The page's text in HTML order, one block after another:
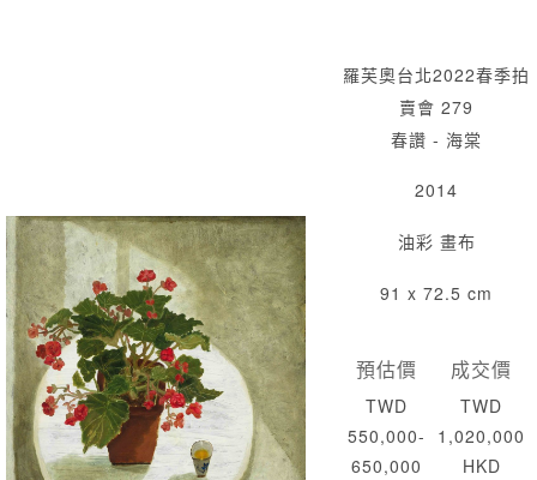
羅芙奧台北2022春季拍
賣會 279
春讚 - 海棠
2014
油彩 畫布
91 x 72.5 cm
預估價
TWD
550,000-
650,000
成交價
TWD
1,020,000
HKD